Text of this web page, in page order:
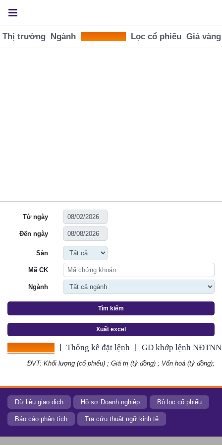
Thị trường Ngành Lọc cổ phiếu Giá vàng
Từ ngày
Đến ngày
Sàn
Mã CK
Ngành
Tìm kiếm
Xuất excel
Thống kê đặt lệnh GD khớp lệnh NĐTNN
ĐVT: Khối lượng (cổ phiếu) ; Giá trị (tỷ đồng) ; Vốn hoá (tỷ đồng);
Dữ liệu giao dịch Hồ sơ Doanh nghiệp Bộ lọc cổ phiếu
Báo cáo phân tích Tra cứu thuật ngữ kinh tế